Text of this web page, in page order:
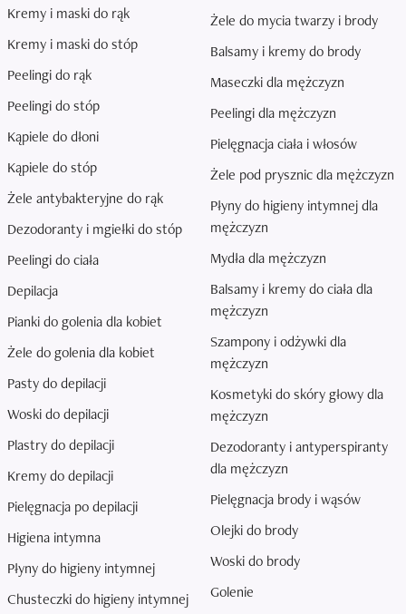
Kremy i maski do rąk
Kremy i maski do stóp
Peelingi do rąk
Peelingi do stóp
Kąpiele do dłoni
Kąpiele do stóp
Żele antybakteryjne do rąk
Dezodoranty i mgiełki do stóp
Peelingi do ciała
Depilacja
Pianki do golenia dla kobiet
Żele do golenia dla kobiet
Pasty do depilacji
Woski do depilacji
Plastry do depilacji
Kremy do depilacji
Pielęgnacja po depilacji
Higiena intymna
Płyny do higieny intymnej
Chusteczki do higieny intymnej
Żele do mycia twarzy i brody
Balsamy i kremy do brody
Maseczki dla mężczyzn
Peelingi dla mężczyzn
Pielęgnacja ciała i włosów
Żele pod prysznic dla mężczyzn
Płyny do higieny intymnej dla
mężczyzn
Mydła dla mężczyzn
Balsamy i kremy do ciała dla
mężczyzn
Szampony i odżywki dla
mężczyzn
Kosmetyki do skóry głowy dla
mężczyzn
Dezodoranty i antyperspiranty
dla mężczyzn
Pielęgnacja brody i wąsów
Olejki do brody
Woski do brody
Golenie